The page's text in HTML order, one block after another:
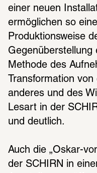
einer neuen
ermöglichen so
Produktionsweise
Gegenüberstellung
Methode des
Transformation
anderes und des
Lesart in der
und deutlich.
Auch die „Oskar-
der SCHIRN in